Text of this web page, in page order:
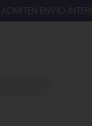
ENVÍO